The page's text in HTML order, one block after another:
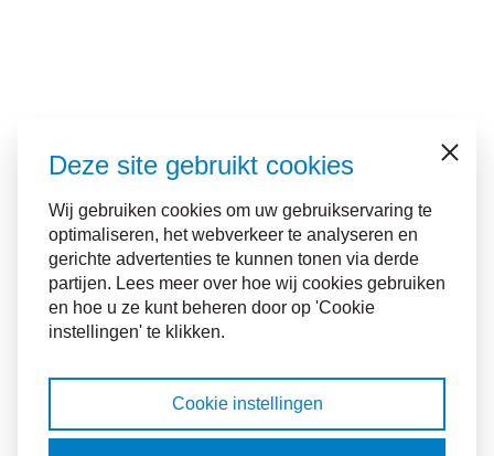
Deze site gebruikt cookies
Wij gebruiken cookies om uw gebruikservaring te
optimaliseren, het webverkeer te analyseren en
gerichte advertenties te kunnen tonen via derde
partijen. Lees meer over hoe wij cookies gebruiken
en hoe u ze kunt beheren door op 'Cookie
instellingen' te klikken.
Sluiten
Cookie instellingen